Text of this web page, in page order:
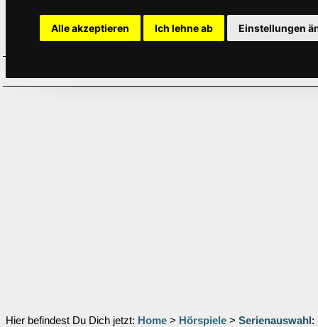
Alle akzeptieren Ich lehne ab Einstellungen
Hier befindest Du Dich jetzt: Home > Hörspiele > Serienauswahl :